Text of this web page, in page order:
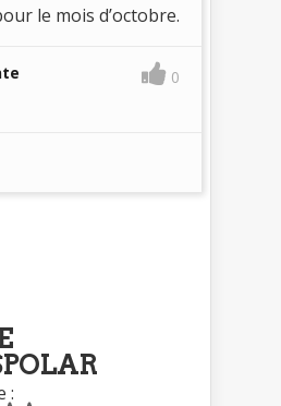
le mois d’octobre.
0
: